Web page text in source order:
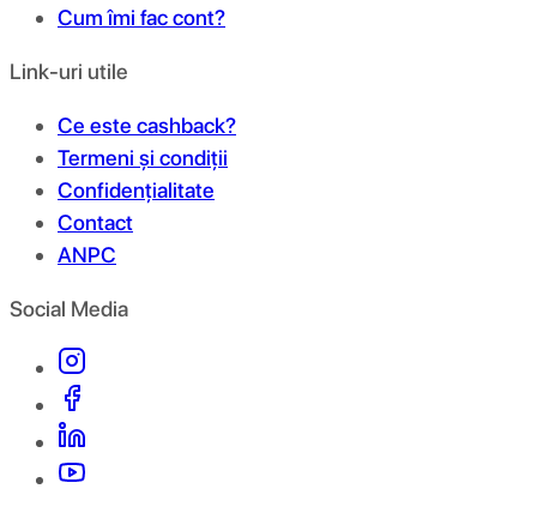
Cum îmi fac cont?
Link-uri utile
Ce este cashback?
Termeni și condiții
Confidențialitate
Contact
ANPC
Social Media